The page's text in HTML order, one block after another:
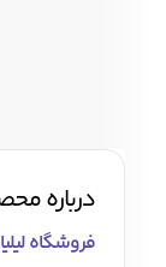
درباره
فروشگاه